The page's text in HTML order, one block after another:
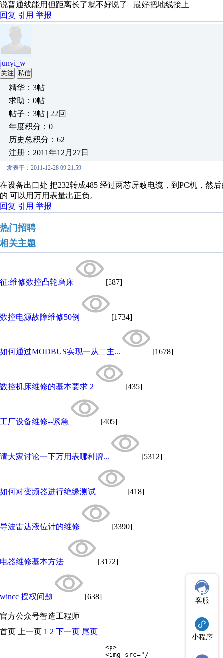
说普通线能用但距离长了就不好说了 最好把地线接上
回复 引用 举报
junyi_w
关注 私信
精华：3帖
求助：0帖
帖子：3帖 | 22回
年度积分：0
历史总积分：62
注册：2011年12月27日
发表于：2011-12-28 09:21:59
在设备出口处 把232转成485 经过两芯屏蔽电缆，到PC机，然
的 可以用万用表量出正负。
回复 引用 举报
热门招聘
相关主题
征:维修数控凸轮磨床 [387]
数控电源故障维修50例 [1734]
如何通过MODBUS实现一从二主... [1678]
数控机床维修的基本要求 2 [435]
工厂设备维修--紧急 [405]
请大家讨论一下万用表哪种牌... [5312]
如何对变频器进行绝缘测试 [418]
导波雷达液位计的维修 [3390]
电器维修基本方法 [3172]
wincc 授权问题 [638]
官方公众号智造工程师
客服
小程序
首页 上一页 1 2 下一页 尾页